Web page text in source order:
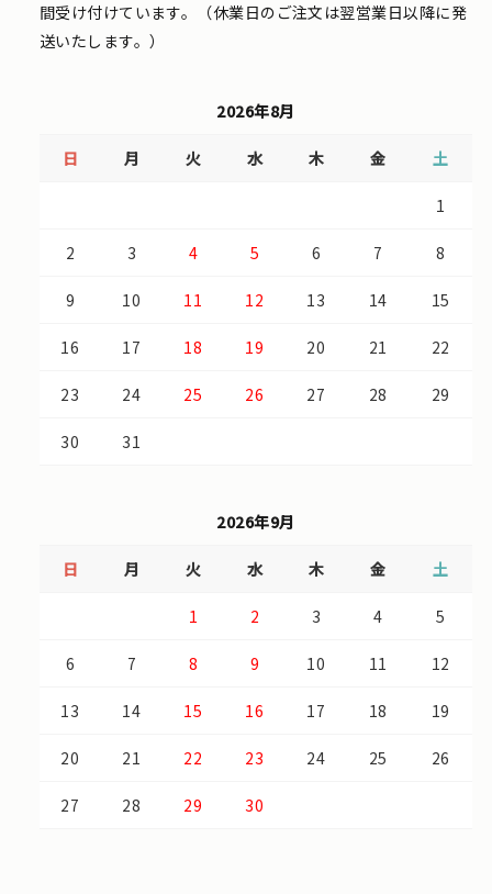
間受け付けています。（休業日のご注文は翌営業日以降に発
送いたします。）
2026年8月
日 月 火 水 木 金 土
1
2 3 4 5 6 7 8
9 10 11 12 13 14 15
16 17 18 19 20 21 22
23 24 25 26 27 28 29
30 31
2026年9月
日 月 火 水 木 金 土
1 2 3 4 5
6 7 8 9 10 11 12
13 14 15 16 17 18 19
20 21 22 23 24 25 26
27 28 29 30